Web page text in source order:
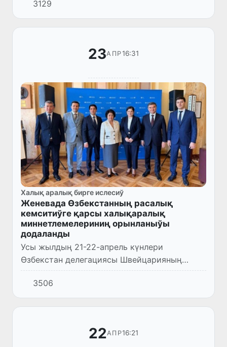
Баслығы Танзила Нарбаева Юта штаты
Сенатының Баслығы Стюарт Ада...
3129
23АПР16:31
Халық аралық бирге ислесиў
Женевада Өзбекстанның расалық
кемситиўге қарсы халықаралық
миннетлемелериниң орынланыўы
додаланды
Усы жылдың 21-22-апрель күнлери
Өзбекстан делегациясы Швейцарияның
Женева қаласында БМШтың расалық
кемситиўди сапластырыў бойынша
комитетиниң 117-сессиясында қатнасты.
3506
22АПР16:21